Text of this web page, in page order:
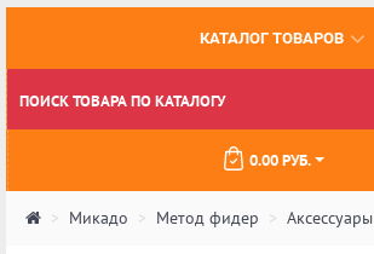
КАТАЛОГ ТОВАРОВ
0.00 РУБ.
Микадо Метод фидер Аксессуары